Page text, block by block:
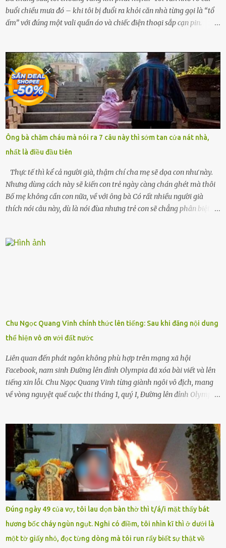
buổi chiều mưa đó – khi tôi bị đuổi ra khỏi căn nhà từng gọi là “tổ
ấm” với đúng một vali quần áo và chiếc điện thoại sắp cạn pin.
cưới cô để có con. Không phải để nuôi một cái thân bất tài chỉ biết
khóc lóc,” anh ta gằn giọng, đẩy mạnh cánh cửa trước mặt tôi.
Tiếng cánh cửa đóng lại, vang lên như một bản án lạnh lùng. Tôi
đứng chết lặng giữa cơn mưa, không biết đi đâu, về đâu. Bố mẹ tôi
mất sớm. Tôi chẳng có anh chị em. Họ hàng cũng thưa thớt, chẳng
ai thân thiết đến mức có thể mở lòng cho tôi tá túc. Bạn bè? Ai cũng
bận rộn với gia đình riêng của họ. Tôi đã từng đặt cược cả thanh
xuân vào người chồng ấy – và giờ, tôi chỉ còn lại chính mình. Tôi lên
chiếc xe buýt cuối ngày, trốn chạy khỏi thành phố và nỗi đau. Tôi v...
Ông bà chăm cháu mà nói ra 7 câu này thì sớm tan cửa nát nhà,
nhất là điều đầu tiên
Thực tế thì kể cả người già, thậm chí cha mẹ sẽ dọa con như này.
Nhưng dùng cách này sẽ kiến con trẻ ngày càng chán ghét mà thôi
Bố mẹ không cần con nữa, về với ông bà Có rất nhiều người già
thích nói câu này, dù là nói đùa nhưng trẻ con sẽ chẳng phân biệt
khuyên nhủ con thật cẩn thận. Nếu cháu không nghe lời, cảnh sát
để được giúp đỡ thì có thể sẽ bỏ lỡ cơ hội và gặp nguy hiểm. Trẻ con
có biết gì đâu Nhiều người cứ coi trẻ còn nhỏ nên dù có phạm sai
lầm, thì họ cũng không trách mắng. Nhưng nếu người lớn tuổi
không dạy con cẩn...
Chu Ngọc Quang Vinh chính thức lên tiếng: Sau khi đăng nội dung
thể hiện vô ơn với đất nước
Liên quan đến phát ngôn không phù hợp trên mạng xã hội
Facebook, nam sinh Đường lên đỉnh Olympia đã xóa bài viết và lên
tiếng xin lỗi. Chu Ngọc Quang Vinh từng giành ngôi vô địch, mang
về vòng nguyệt quế cuộc thi tháng 1, quý I, Đường lên đỉnh Olympia.
chưa phù hợp, gây xôn xao, bức xúc trong dư luận. Ngay sau đó,
Trường THPT Chuyên Nguyễn Tất Thành báo cáo xác nhận tài
khoản Chu Vinh là của học sinh Chu Ngọc Quang Vinh, lớp 12 Anh
của nhà trường. Nam sinh này từng giành ngôi vô địch, mang về
vòng nguyệt quế cuộc thi tháng 1, quý I, Đường lên đỉnh Olympia
năm thứ 24. Quá trình giáo dục, học sinh Chu Ngọc Quang Vinh đã
nhận thức được nội dung bài viết của bản thân trên mạng xã hội
ngày 1.9 là chưa phù hợp nên đã chủ động gỡ bài viết và đăng bài
xin lỗi trên trang Facebook cá nhân. Chu Ngọc Quang Vinh làm việc
với cơ quan chức năng. Ảnh: Đơn vị cung...
Đúng ngày 49 của vợ, tôi lau dọn bàn thờ thì t/á/i mặt thấy bát
hương bốc cháy ngùn ngụt. Nghi có điềm, tôi nhìn kĩ thì ở dưới là
một tờ giấy nhỏ, đọc từng dòng mà tôi run rẩy biết sự thật về